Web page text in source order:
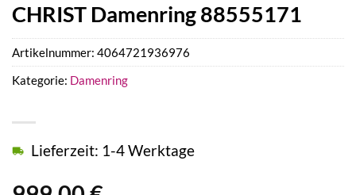
CHRIST Damenring 88555171
Lieferzeit: 1-4 Werktage
Artikelnummer: 4064721936976
Kategorie: Damenring